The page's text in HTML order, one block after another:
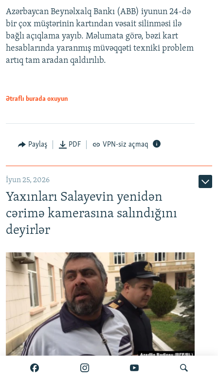
Azərbaycan Beynəlxalq Bankı (ABB) iyunun 24-də
bir çox müştərinin kartından vəsait silinməsi ilə
bağlı açıqlama yayıb. Məlumata görə, bəzi kart
hesablarında yaranmış müvəqqəti texniki problem
artıq tam aradan qaldırılıb.
Ətraflı burada oxuyun
Paylaş PDF VPN-siz açmaq
İyun 25, 2026
Yaxınları Salayevin yenidən
cərimə kamerasına salındığını
deyirlər
Zamin Salayev